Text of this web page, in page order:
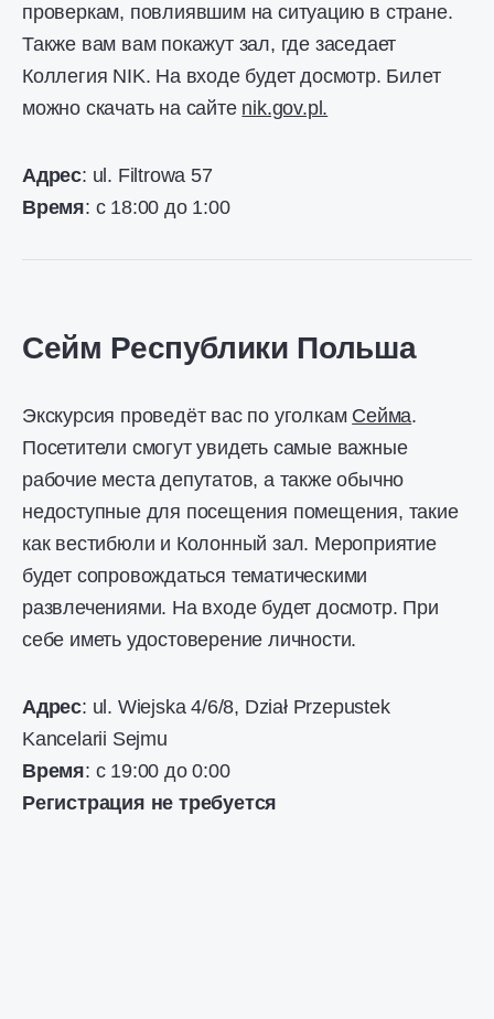
проверкам, повлиявшим на ситуацию в стране.
Также вам вам покажут зал, где заседает
Коллегия NIK. На входе будет досмотр. Билет
можно скачать на сайте nik.gov.pl.
Адрес: ul. Filtrowa 57
Время: с 18:00 до 1:00
Сейм Республики Польша
Экскурсия проведёт вас по уголкам Сейма.
Посетители смогут увидеть самые важные
рабочие места депутатов, а также обычно
недоступные для посещения помещения, такие
как вестибюли и Колонный зал. Мероприятие
будет сопровождаться тематическими
развлечениями. На входе будет досмотр. При
себе иметь удостоверение личности.
Адрес: ul. Wiejska 4/6/8, Dział Przepustek
Kancelarii Sejmu
Время: с 19:00 до 0:00
Регистрация не требуется